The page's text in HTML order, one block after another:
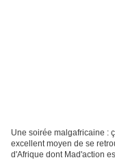
Une soirée malgafricaine :
excellent moyen de se
d'Afrique dont Mad'action